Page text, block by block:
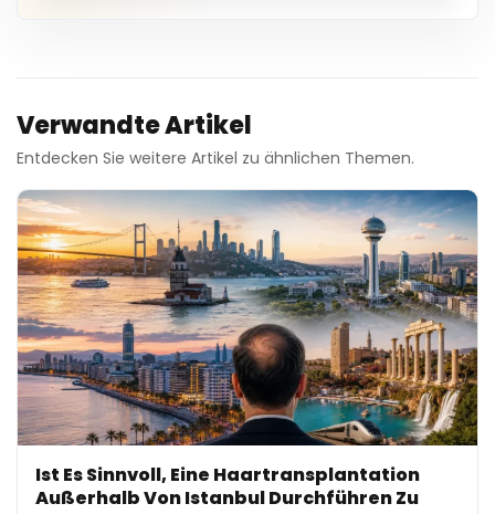
Verwandte Artikel
Entdecken Sie weitere Artikel zu ähnlichen Themen.
Ist Es Sinnvoll, Eine Haartransplantation
Außerhalb Von Istanbul Durchführen Zu